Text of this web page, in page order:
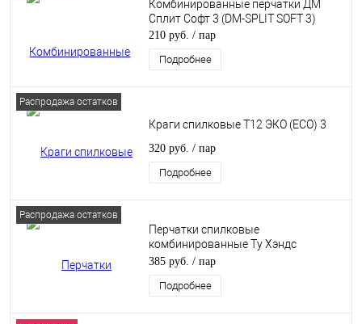
Комбинированные перчатки ДМ
Сплит Софт 3 (DM-SPLIT SOFT 3)
210 руб. / пар
Подробнее
Распродажа остатков
Краги спилковые Т12 ЭКО (ECO) 3
320 руб. / пар
Подробнее
Распродажа остатков
Перчатки спилковые
комбинированные Ту Хэндс
(2Hands) 0210
385 руб. / пар
Подробнее